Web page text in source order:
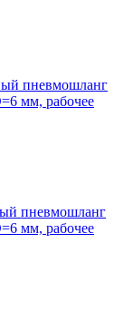
пневмошланг
мм, рабочее
пневмошланг
мм, рабочее